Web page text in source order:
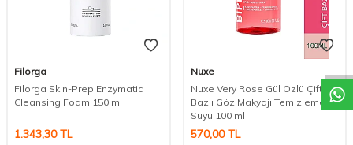
DESTEK
Filorga
Filorga Skin-Prep Enzymatic
Cleansing Foam 150 ml
1.343,30TL
Nuxe
Nuxe Very Rose Gül Özlü Çift
Bazlı Göz Makyajı Temizleme
Suyu 100 ml
570,00TL